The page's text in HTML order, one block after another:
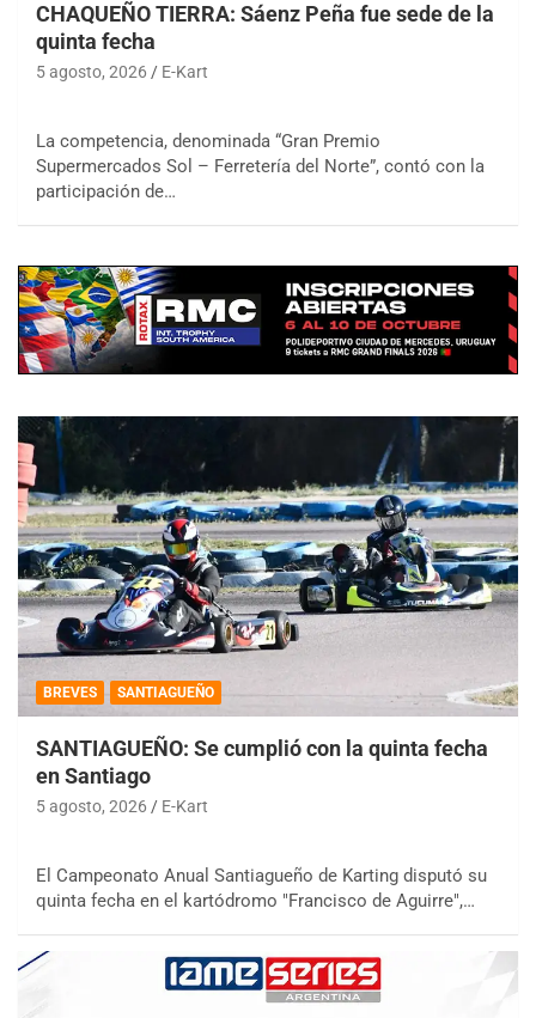
CHAQUEÑO TIERRA: Sáenz Peña fue sede de la
quinta fecha
5 agosto, 2026 E-Kart
La competencia, denominada “Gran Premio
Supermercados Sol – Ferretería del Norte”, contó con la
participación de…
BREVES SANTIAGUEÑO
SANTIAGUEÑO: Se cumplió con la quinta fecha
en Santiago
5 agosto, 2026 E-Kart
El Campeonato Anual Santiagueño de Karting disputó su
quinta fecha en el kartódromo "Francisco de Aguirre",…